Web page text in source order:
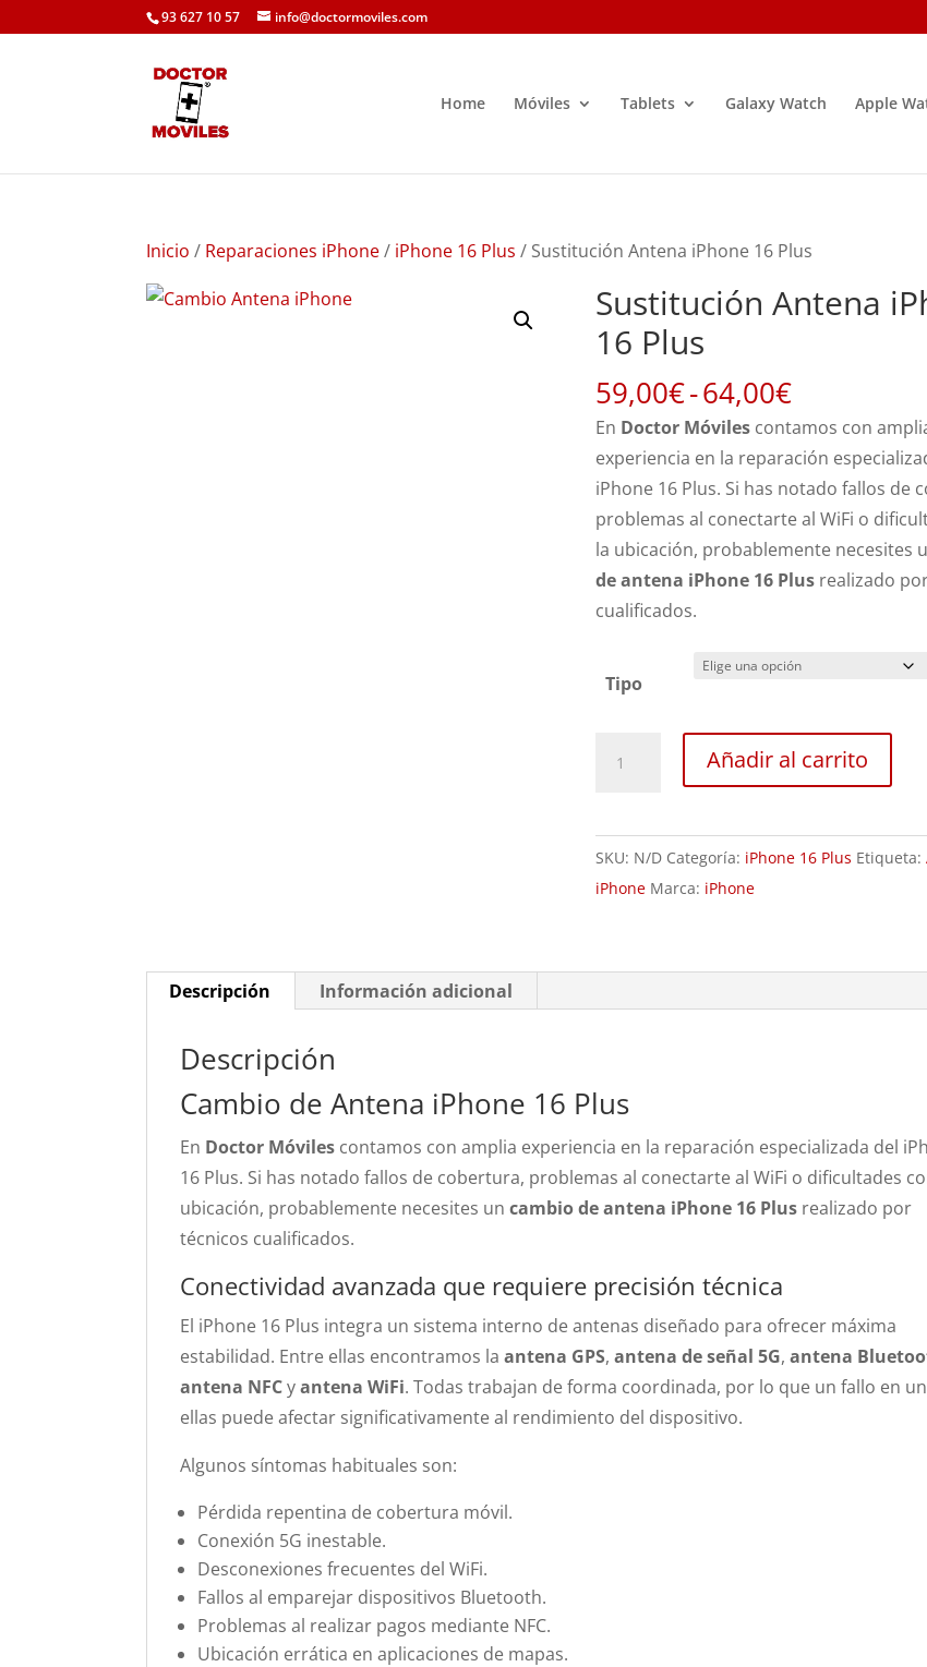
93 627 10 57 info@doctormoviles.com
Home Móviles Tablets Galaxy Watch Apple
Inicio / Reparaciones iPhone/ iPhone 16 Plus / Sustitución Antena iPhone 16 Plus
Sustitución Antena
16 Plus
59,00€-64,00€Rango
de
precios:
desde
59,00€
hasta
64,00€
En Doctor Móviles contamos con
experiencia en la reparación
iPhone 16 Plus. Si has notado fallos de
problemas al conectarte al WiFi o
la ubicación, probablemente necesites
de antena iPhone 16 Plus realizado
cualificados.
Tipo
16
Plus
cantidad
Añadir al carrito
SKU: N/D Categoría: iPhone 16 Plus Etiqueta:
iPhone Marca: iPhone
Descripción Información adicional
Descripción
Cambio de Antena iPhone 16 Plus
En Doctor Móviles contamos con amplia experiencia en la reparación especializada del
16 Plus. Si has notado fallos de cobertura, problemas al conectarte al WiFi o dificultades
ubicación, probablemente necesites uncambio de antena iPhone 16 Plus realizado por
técnicos cualificados.
Conectividad avanzada que requiere precisión técnica
El iPhone 16 Plus integra un sistema interno de antenas diseñado para ofrecer máxima
estabilidad. Entre ellas encontramos laantena GPS,antena de señal 5G,antena
antena NFCyantena WiFi. Todas trabajan de forma coordinada, por lo que un fallo en
ellas puede afectar significativamente al rendimiento del dispositivo.
Algunos síntomas habituales son:
Pérdida repentina de cobertura móvil.
Conexión 5G inestable.
Desconexiones frecuentes del WiFi.
Fallos al emparejar dispositivos Bluetooth.
Problemas al realizar pagos mediante NFC.
Ubicación errática en aplicaciones de mapas.